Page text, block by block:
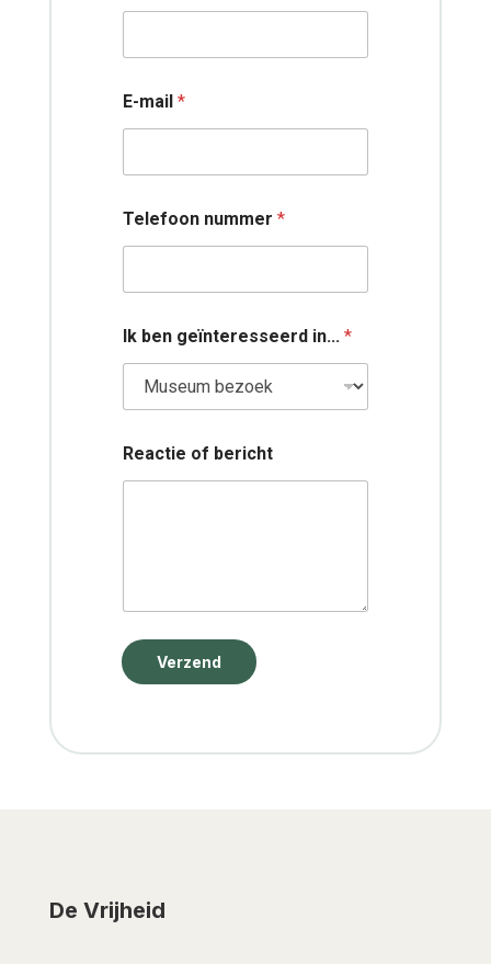
E-mail *
Telefoon nummer *
Ik ben geïnteresseerd in... *
Reactie of bericht
Verzend
De Vrijheid